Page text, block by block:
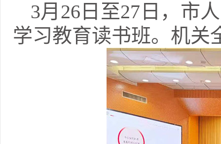
3月26日至27日，市
学习教育读书班。机关